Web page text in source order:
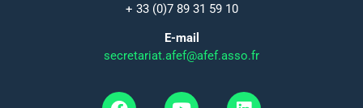
+ 33 (0)7 89 31 59 10
E-mail
secretariat.afef@afef.asso.fr